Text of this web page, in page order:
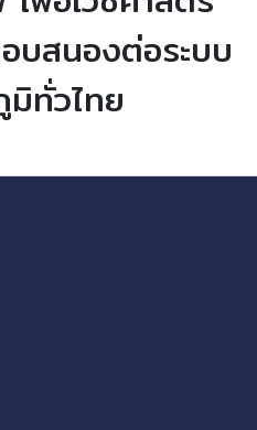
บสนองต่อระบบ
ทั่วไทย